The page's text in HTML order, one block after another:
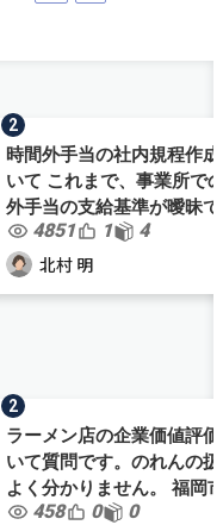
時間外手当の社内規程作
いて これまで、事業所で
外手当の支給基準が曖昧
が、働き方改革関連法案
色々と社内規程を見直す
4851 1 4
北村 明
ラーメン店の企業価値評
いて質問です。のれんの
よく分かりません。 福岡市内で
ラーメン店を1店舗経営し
458 0 0